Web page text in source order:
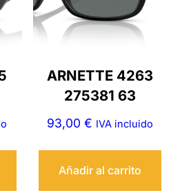
ARNETTE 4263
275381 63
93,00 € IVA incluido
Añadir al carrito